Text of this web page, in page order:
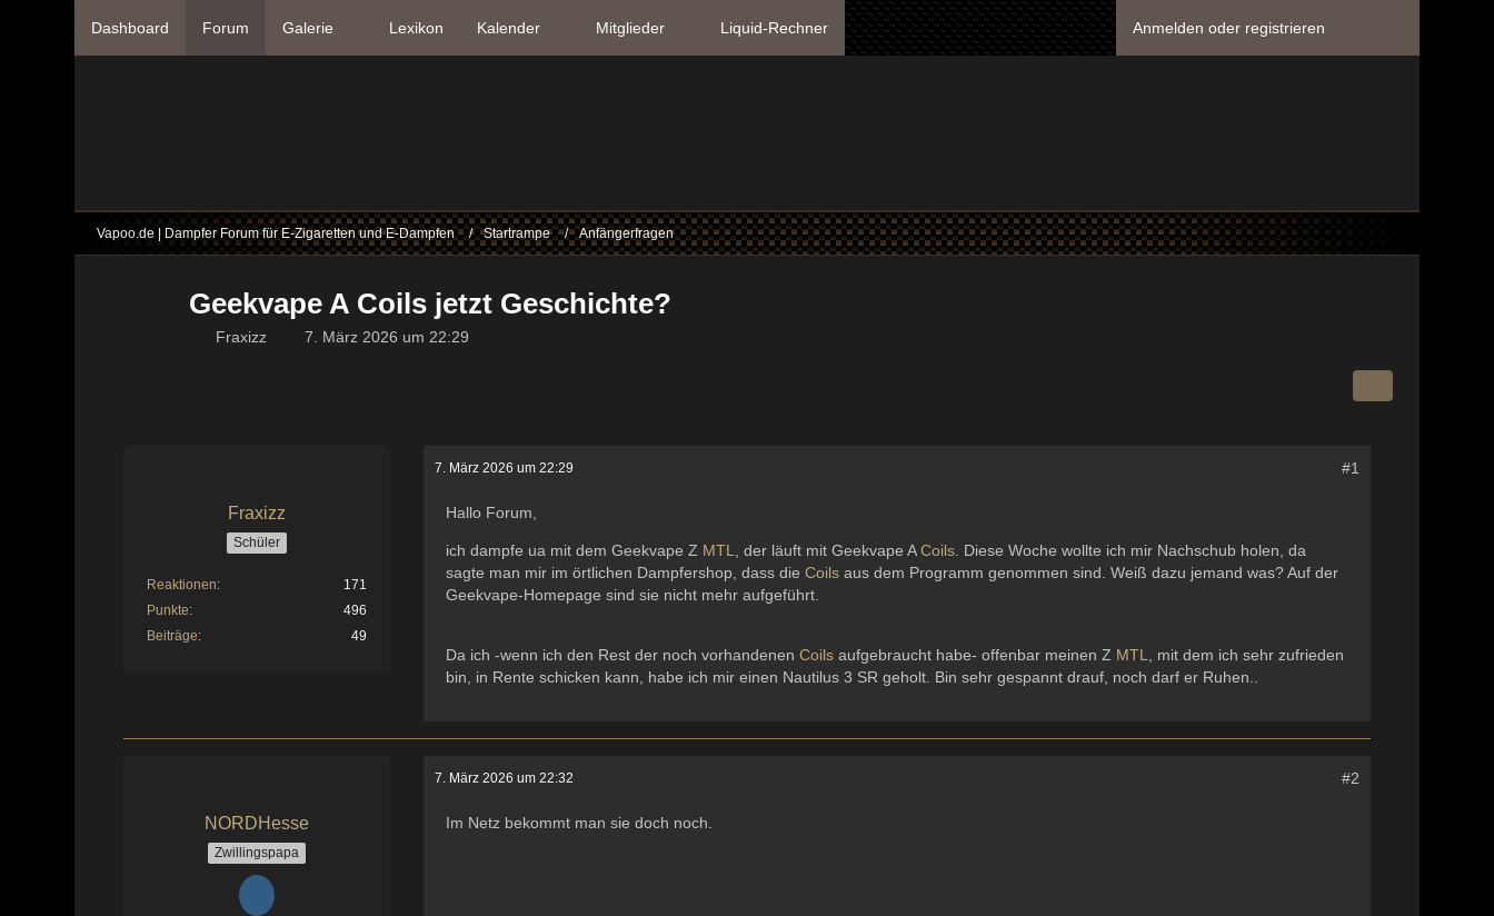
Dashboard Forum Galerie Lexikon Kalender Mitglieder Liquid-Rechner Anmelden oder registrieren
Vapoo.de | Dampfer Forum für E-Zigaretten und E-Dampfen Startrampe Anfängerfragen
Geekvape A Coils jetzt Geschichte?
Fraxizz 7. März 2026 um 22:29
Fraxizz
Schüler
Reaktionen
171
Punkte
496
Beiträge
49
7. März 2026 um 22:29 #1
Hallo Forum,
ich dampfe ua mit dem Geekvape Z MTL , der läuft mit Geekvape ACoils . Diese Woche wollte ich mir Nachschub holen, da
sagte man mir im örtlichen Dampfershop, dass dieCoils aus dem Programm genommen sind. Weiß dazu jemand was? Auf der
Geekvape-Homepage sind sie nicht mehr aufgeführt.
Da ich -wenn ich den Rest der noch vorhandenenCoils aufgebraucht habe- offenbar meinen Z MTL
, mit dem ich sehr zufrieden
bin, in Rente schicken kann, habe ich mir einen Nautilus 3 SR geholt. Bin sehr gespannt drauf, noch darf er Ruhen..
NORDHesse
Zwillingspapa
7. März 2026 um 22:32 #2
Im Netz bekommt man sie doch noch.